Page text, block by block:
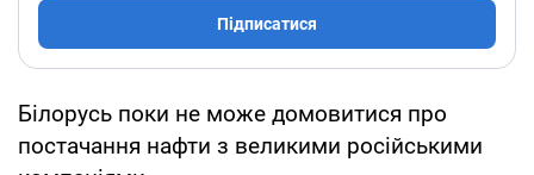
Підписатися
Білорусь поки не може домовитися про
постачання нафти з великими російськими